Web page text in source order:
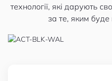
технології, які дарують
за те, яким буде